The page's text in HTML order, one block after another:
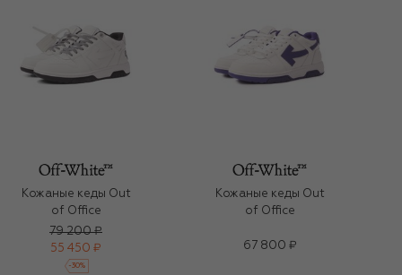
Кожаные кеды Out
of Office
79 200 ₽
55 450 ₽
-30%
Кожаные кеды Out
of Office
67 800 ₽